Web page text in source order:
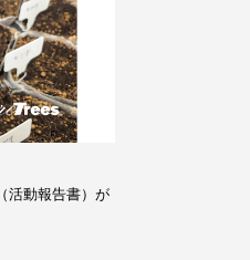
活動報告書）が